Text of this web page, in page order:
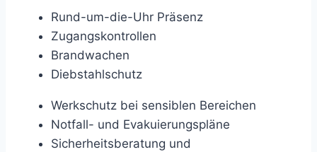
Rund-um-die-Uhr Präsenz
Zugangskontrollen
Brandwachen
Diebstahlschutz
Werkschutz bei sensiblen Bereichen
Notfall- und Evakuierungspläne
Sicherheitsberatung und